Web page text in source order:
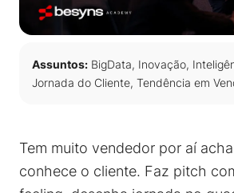
Assuntos: BigData, Inovação,
Jornada do Cliente, Tendência em
Tem muito vendedor por aí
conhece o cliente. Faz pitch